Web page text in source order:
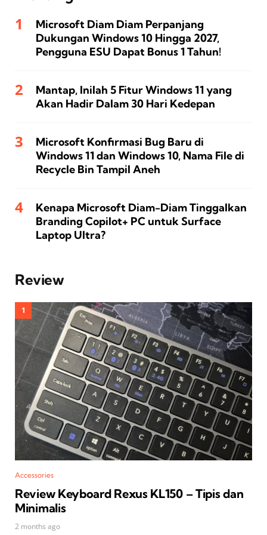
Microsoft Diam Diam Perpanjang
Dukungan Windows 10 Hingga 2027,
Pengguna ESU Dapat Bonus 1 Tahun!
Mantap, Inilah 5 Fitur Windows 11 yang
Akan Hadir Dalam 30 Hari Kedepan
Microsoft Konfirmasi Bug Baru di
Windows 11 dan Windows 10, Nama File di
Recycle Bin Tampil Aneh
Kenapa Microsoft Diam-Diam Tinggalkan
Branding Copilot+ PC untuk Surface
Laptop Ultra?
Review
Accessories
Review Keyboard Rexus KL150 – Tipis dan
Minimalis
2 months ago